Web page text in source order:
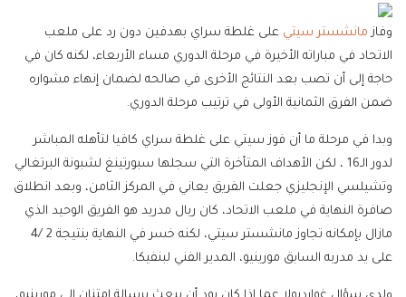
وفاز مانشستر سيتي على غلطة سراي بهدفين دون رد على ملعب
الاتحاد في مباراته الأخيرة في مرحلة الدوري مساء الأربعاء، لكنه كان في
حاجة إلى أن تصب بعد النتائج الأخرى في صالحه لضمان إنهاء مشواره
ضمن الفرق الثمانية الأولى في ترتيب مرحلة الدوري.
وبدا في مرحلة ما أن فوز سيتي على غلطة سراي كافيا لتأهله المباشر
لدور الـ16 ، لكن الأهداف المتأخرة التي سجلها سبورتينغ لشبونة البرتغالي
وتشيلسي الإنجليزي جعلت الفريق يعاني في المركز الثامن، وبعد انطلاق
صافرة النهاية في ملعب الاتحاد، كان ريال مدريد هو الفريق الوحيد الذي
مازال بإمكانه تجاوز مانشستر سيتي، لكنه خسر في النهاية بنتيجة 2 /4
على يد مدربه السابق مورينيو، المدير الفني لبنفيكا.